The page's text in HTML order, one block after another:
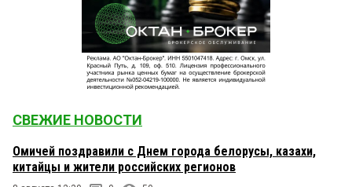
СВЕЖИЕ НОВОСТИ
Омичей поздравили с Днем города белорусы, казахи,
китайцы и жители российских регионов